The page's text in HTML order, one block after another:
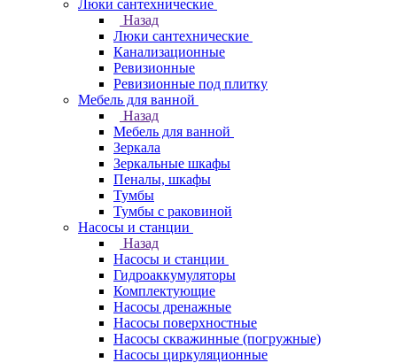
Люки сантехнические
Назад
Люки сантехнические
Канализационные
Ревизионные
Ревизионные под плитку
Мебель для ванной
Назад
Мебель для ванной
Зеркала
Зеркальные шкафы
Пеналы, шкафы
Тумбы
Тумбы с раковиной
Насосы и станции
Назад
Насосы и станции
Гидроаккумуляторы
Комплектующие
Насосы дренажные
Насосы поверхностные
Насосы скважинные (погружные)
Насосы циркуляционные